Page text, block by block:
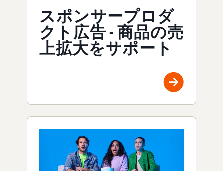
スポンサープロダ
クト広告 - 商品の売
上拡大をサポート